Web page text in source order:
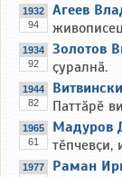
1932
94
Агеев
1934
92
Золотов
ҫуралнӑ.
1944
82
Паттӑрӗ
1965
61
Мадуров
тӗпчевҫи,
1977
Раман